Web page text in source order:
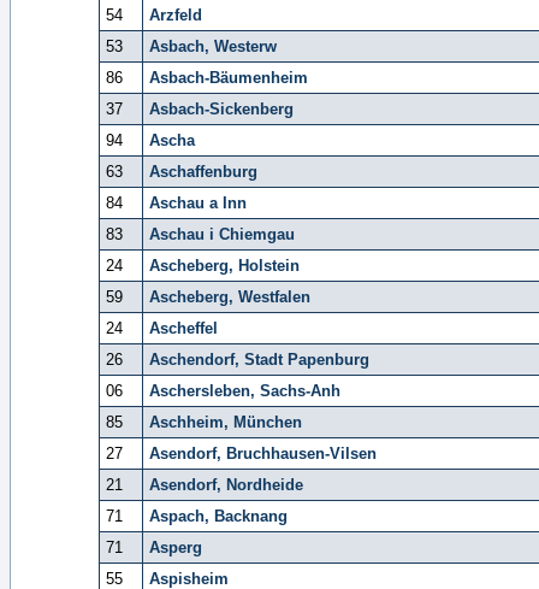
54
Arzfeld
53
Asbach, Westerw
86
Asbach-Bäumenheim
37
Asbach-Sickenberg
94
Ascha
63
Aschaffenburg
84
Aschau a Inn
83
Aschau i Chiemgau
24
Ascheberg, Holstein
59
Ascheberg, Westfalen
24
Ascheffel
26
Aschendorf, Stadt Papenburg
06
Aschersleben, Sachs-Anh
85
Aschheim, München
27
Asendorf, Bruchhausen-Vilsen
21
Asendorf, Nordheide
71
Aspach, Backnang
71
Asperg
55
Aspisheim